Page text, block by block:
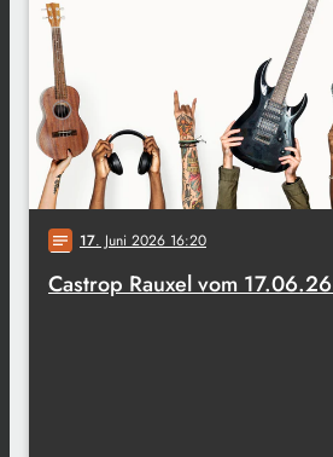
notes 17. Juni 2026 16:20
Castrop Rauxel vom